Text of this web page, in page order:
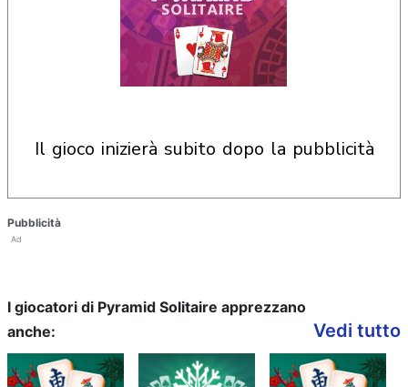
il gioco inizierà subito dopo la pubblicità
Pubblicità
Ad
I giocatori di Pyramid Solitaire apprezzano
anche:
Vedi tutto